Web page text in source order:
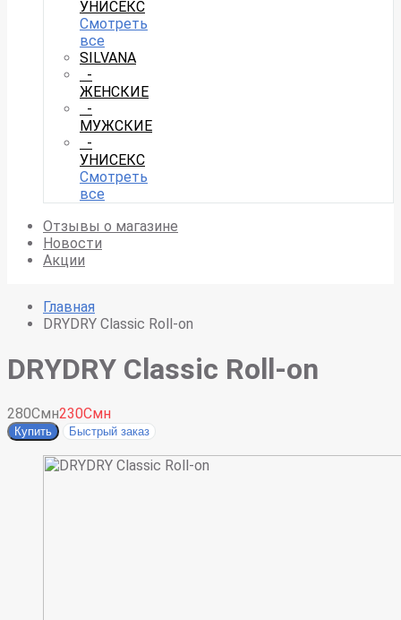
УНИСЕКС
Смотреть
все
SILVANA
-
ЖЕНСКИЕ
-
МУЖСКИЕ
-
УНИСЕКС
Смотреть
все
Отзывы о магазине
Новости
Акции
Главная
DRYDRY Classic Roll-on
DRYDRY Classic Roll-on
280Смн230Смн
Купить Быстрый заказ